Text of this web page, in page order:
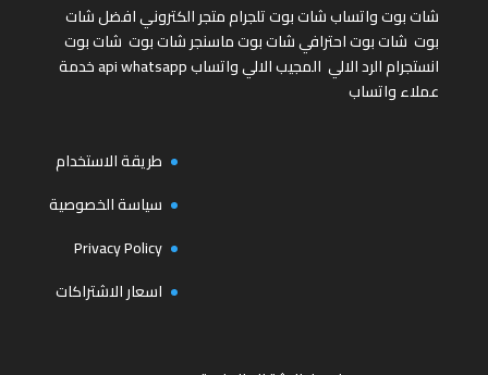
شات بوت واتسابشات بوت تلجراممتجر الكترونيافضل شات
بوت شات بوت احترافيشات بوت ماسنجرشات بوت شات بوت
انستجرامالرد الالي المجيب الالي واتسابapi whatsappخدمة
عملاء واتساب
طريقة الاستخدام
سياسة الخصوصية
Privacy Policy
اسعار الاشتراكات